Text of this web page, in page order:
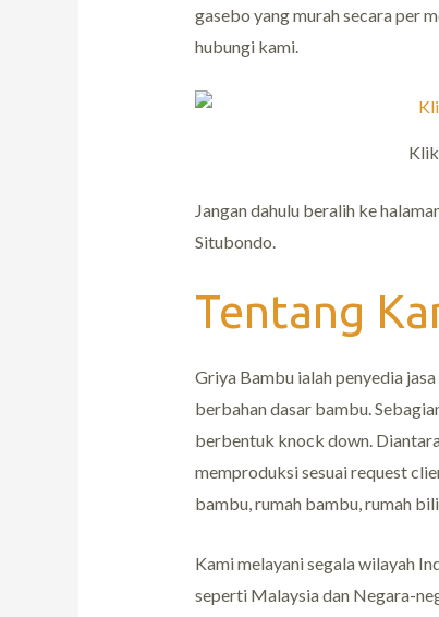
gasebo yang murah secara per
hubungi kami.
Jangan dahulu beralih ke
Situbondo.
Tentang
Griya Bambu ialah penyedia
berbahan dasar bambu.
berbentuk knock down.
memproduksi sesuai request
bambu, rumah bambu, rumah
Kami melayani segala wilayah
seperti Malaysia dan Negara-